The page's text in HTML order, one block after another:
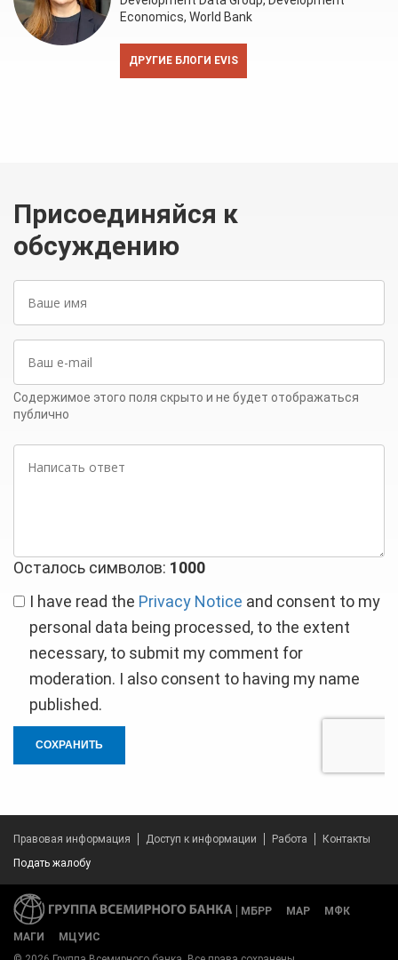
Economics, World Bank
ДРУГИЕ БЛОГИ EVIS
Присоединяйся к
обсуждению
имя
mail
Содержимое этого поля скрыто и не будет отображаться
публично
ответ
Осталось символов: 1000
I have read the Privacy Notice and consent to my
personal data being processed, to the extent
necessary, to submit my comment for
moderation. I also consent to having my name
published.
СОХРАНИТЬ
Правовая информация Доступ к информации Работа
Контакты
Подать жалобу
МБРР МАР МФК
МАГИ
МЦУИС